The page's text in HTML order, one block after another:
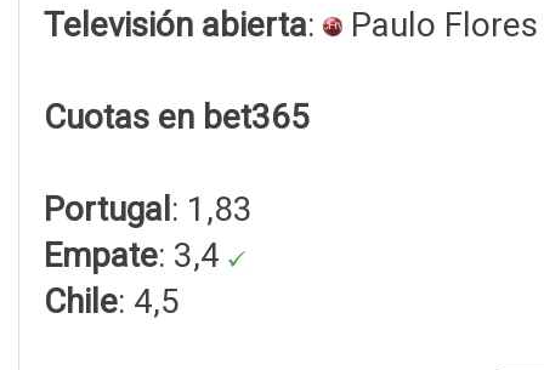
Televisión abierta: Paulo Flores
Cuotas en bet365
Portugal : 1,83
Empate: 3,4
Chile: 4,5